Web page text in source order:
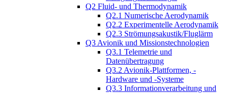
Q2 Fluid- und Thermodynamik
Q2.1 Numerische Aerodynamik
Q2.2 Experimentelle Aerodynamik
Q2.3 Strömungsakustik/Fluglärm
Q3 Avionik und Missionstechnologien
Q3.1 Telemetrie und
Datenübertragung
Q3.2 Avionik-Plattformen, -
Hardware und -Systeme
Q3.3 Informationverarbeitung und